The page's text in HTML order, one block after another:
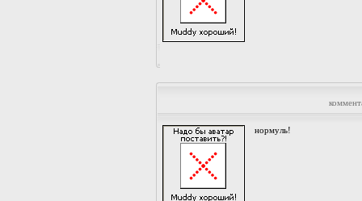
нормуль!